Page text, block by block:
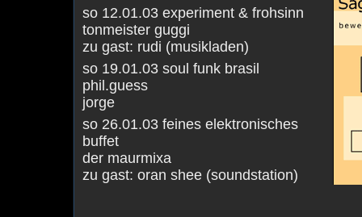
so 12.01.03 experiment & frohsinn
tonmeister guggi
zu gast: rudi (musikladen)
so 19.01.03 soul funk brasil
phil.guess
jorge
so 26.01.03 feines elektronisches
buffet
der maurmixa
zu gast: oran shee (soundstation)